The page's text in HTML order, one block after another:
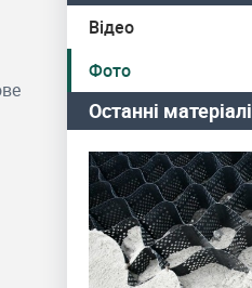
Відео
Фото
Останні матеріалі